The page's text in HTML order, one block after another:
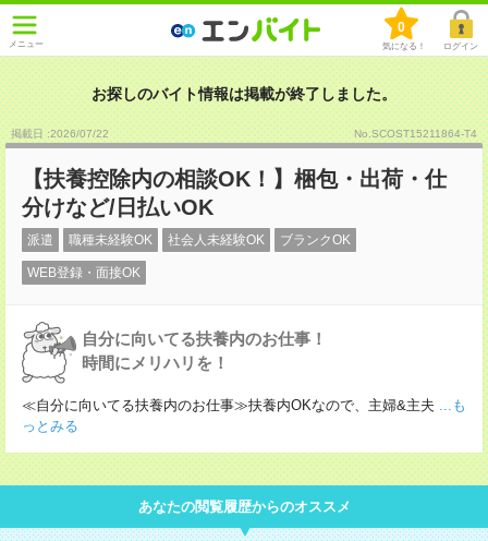
メニュー
0
気になる！ ログイン
お探しのバイト情報は掲載が終了しました。
掲載日 :2026/07/22 No.SCOST15211864-T4
【扶養控除内の相談OK！】梱包・出荷・仕
分けなど/日払いOK
派遣 職種未経験OK 社会人未経験OK ブランクOK
WEB登録・面接OK
自分に向いてる扶養内のお仕事！
時間にメリハリを！
≪自分に向いてる扶養内のお仕事≫扶養内OKなので、主婦&主夫 ...も
っとみる
あなたの閲覧履歴からのオススメ